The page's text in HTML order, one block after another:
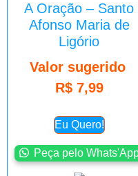
A Oração – Santo
Afonso Maria de
Ligório
Valor sugerido
R$7,99
Eu Quero!
Peça pelo